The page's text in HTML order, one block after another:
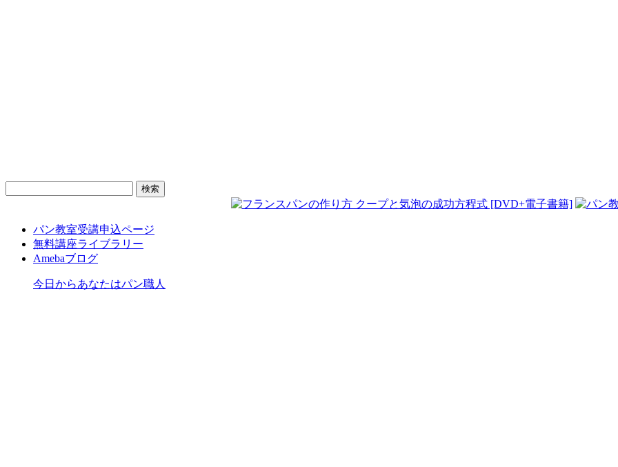
パン教室受講申込ページ
無料講座ライブラリー
Amebaブログ
今日からあなたはパン職人